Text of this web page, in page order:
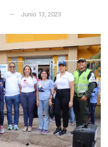
Junio 13, 2023